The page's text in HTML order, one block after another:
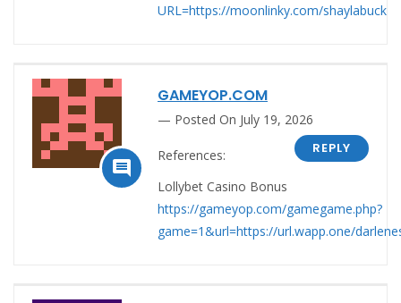
URL=https://moonlinky.com/shaylabuck

GAMEYOP.COM
Posted On July 19, 2026
REPLY
References:
Lollybet Casino Bonus
https://gameyop.com/gamegame.php?
game=1&url=https://url.wapp.one/